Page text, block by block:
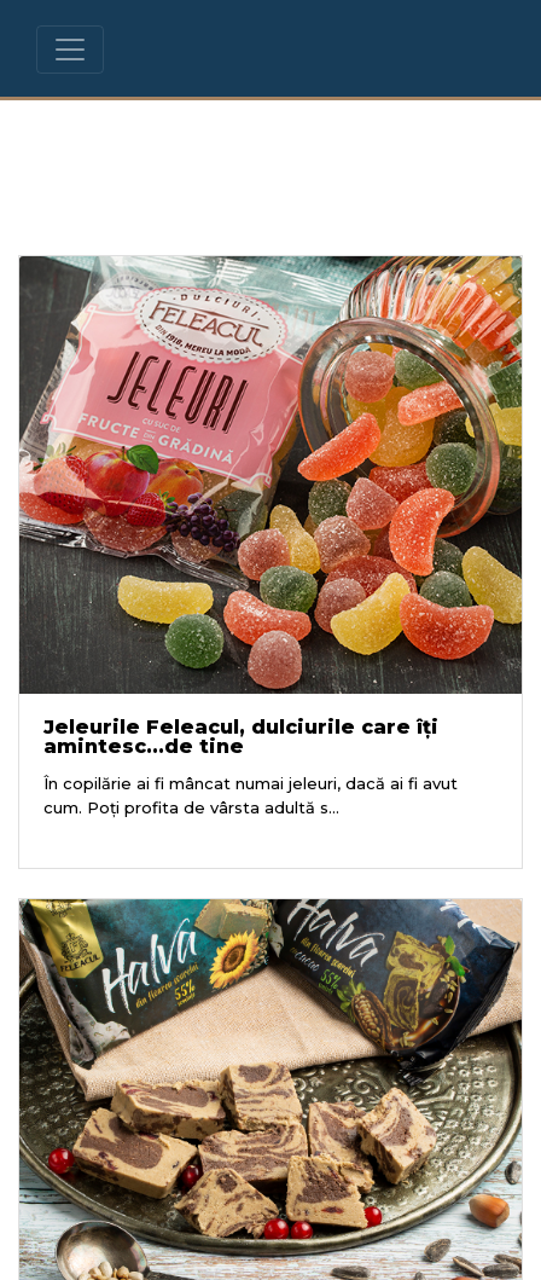
Jeleurile Feleacul, dulciurile care îți
amintesc...de tine
În copilărie ai fi mâncat numai jeleuri, dacă ai fi avut
cum. Poți profita de vârsta adultă s...